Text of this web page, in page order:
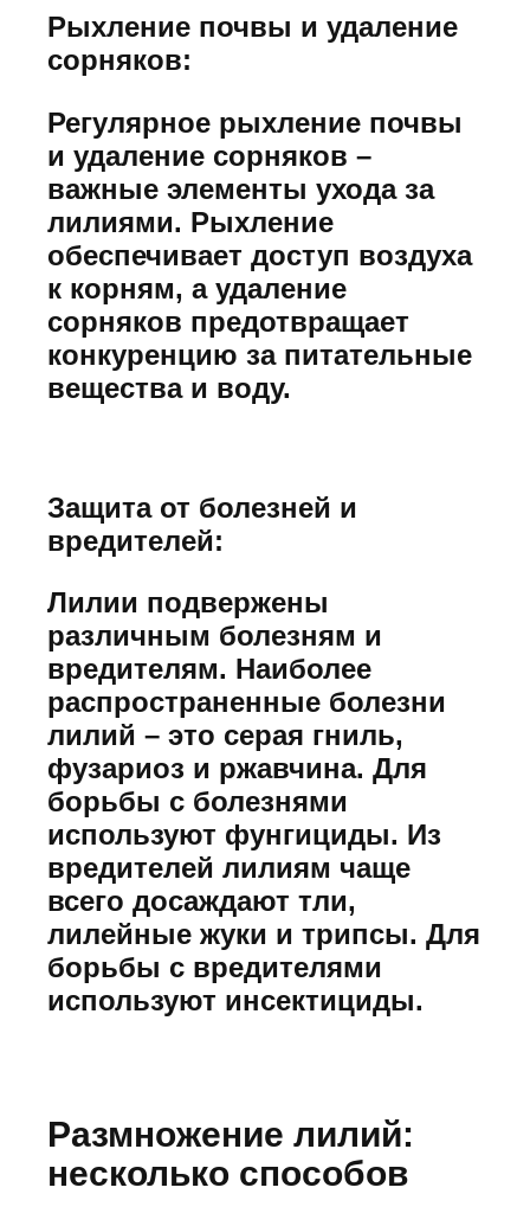
Рыхление почвы и удаление
сорняков:
Регулярное рыхление почвы
и удаление сорняков –
важные элементы ухода за
лилиями. Рыхление
обеспечивает доступ воздуха
к корням, а удаление
сорняков предотвращает
конкуренцию за питательные
вещества и воду.
Защита от болезней и
вредителей:
Лилии подвержены
различным болезням и
вредителям. Наиболее
распространенные болезни
лилий – это серая гниль,
фузариоз и ржавчина. Для
борьбы с болезнями
используют фунгициды. Из
вредителей лилиям чаще
всего досаждают тли,
лилейные жуки и трипсы. Для
борьбы с вредителями
используют инсектициды.
Размножение лилий:
несколько способов